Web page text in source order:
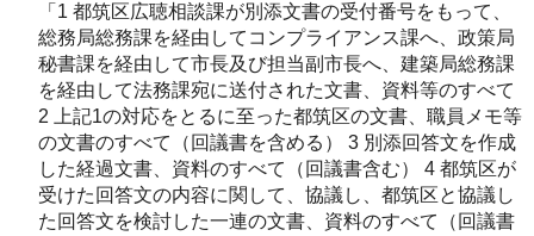
「1 都筑区広聴相談課が別添文書の受付番号をもって、
総務局総務課を経由してコンプライアンス課へ、政策局
秘書課を経由して市長及び担当副市長へ、建築局総務課
を経由して法務課宛に送付された文書、資料等のすべて
2 上記1の対応をとるに至った都筑区の文書、職員メモ等
の文書のすべて（回議書を含める） 3 別添回答文を作成
した経過文書、資料のすべて（回議書含む） 4 都筑区が
受けた回答文の内容に関して、協議し、都筑区と協議し
た回答文を検討した一連の文書、資料のすべて（回議書